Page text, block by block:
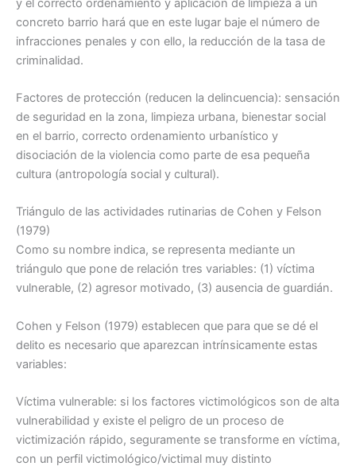
y el correcto ordenamiento y aplicación de limpieza a un
concreto barrio hará que en este lugar baje el número de
infracciones penales y con ello, la reducción de la tasa de
criminalidad.
Factores de protección (reducen la delincuencia): sensación
de seguridad en la zona, limpieza urbana, bienestar social
en el barrio, correcto ordenamiento urbanístico y
disociación de la violencia como parte de esa pequeña
cultura (antropología social y cultural).
Triángulo de las actividades rutinarias de Cohen y Felson
(1979)
Como su nombre indica, se representa mediante un
triángulo que pone de relación tres variables: (1) víctima
vulnerable, (2) agresor motivado, (3) ausencia de guardián.
Cohen y Felson (1979) establecen que para que se dé el
delito es necesario que aparezcan intrínsicamente estas
variables:
Víctima vulnerable: si los factores victimológicos son de alta
vulnerabilidad y existe el peligro de un proceso de
victimización rápido, seguramente se transforme en víctima,
con un perfil victimológico/victimal muy distinto